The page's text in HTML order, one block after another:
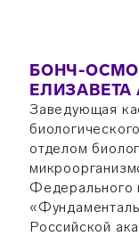
БОНЧ-
Заведующая
отделом
Федерального
Российской